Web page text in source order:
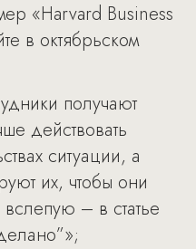
«Harvard Business
в октябрьском
получают
действовать
ситуации, а
их, чтобы они
– в статье